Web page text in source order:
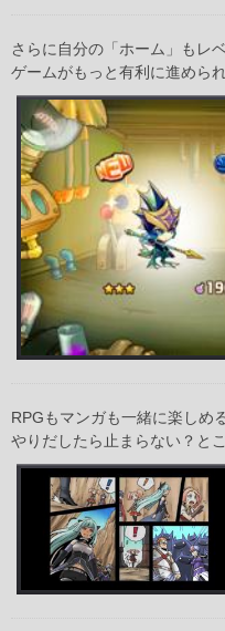
さらに自分の「ホーム」もレ
ゲームがもっと有利に進められ
RPGもマンガも一緒に楽しめ
やりだしたら止まらない？と